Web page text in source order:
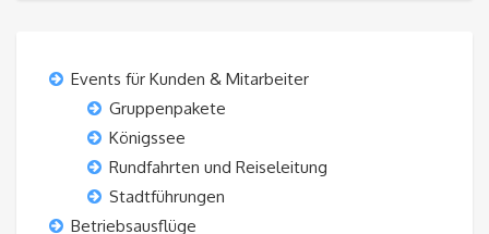
Events für Kunden & Mitarbeiter
Gruppenpakete
Königssee
Rundfahrten und Reiseleitung
Stadtführungen
Betriebsausflüge